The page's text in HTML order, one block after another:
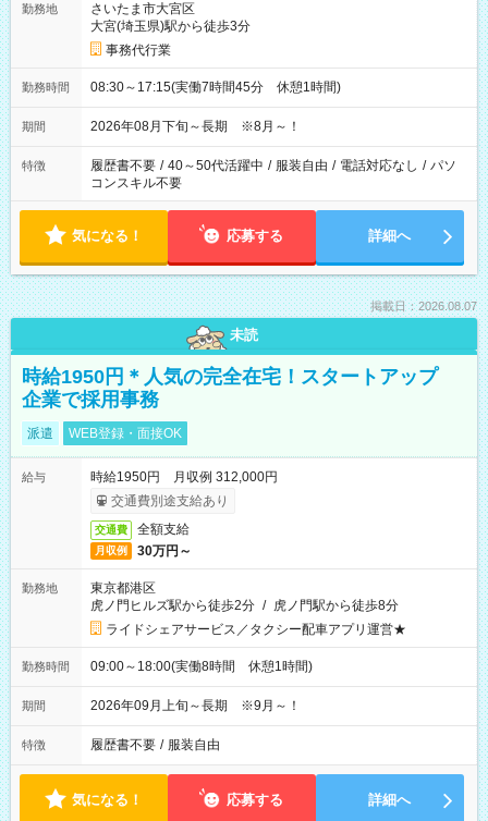
勤務地
さいたま市大宮区
大宮(埼玉県)駅から徒歩3分
事務代行業
勤務時間 08:30～17:15(実働7時間45分 休憩1時間)
期間 2026年08月下旬～長期 ※8月～！
特徴 履歴書不要 / 40～50代活躍中 / 服装自由 / 電話対応なし / パソ
コンスキル不要
気になる！ 応募する 詳細へ
掲載日：2026.08.07
未読
時給1950円＊人気の完全在宅！スタートアップ
企業で採用事務
派遣 WEB登録・面接OK
給与
時給1950円 月収例 312,000円
交通費別途支給あり
交通費 全額支給
月収例 30万円～
勤務地
東京都港区
虎ノ門ヒルズ駅から徒歩2分 / 虎ノ門駅から徒歩8分
ライドシェアサービス／タクシー配車アプリ運営★
勤務時間 09:00～18:00(実働8時間 休憩1時間)
期間 2026年09月上旬～長期 ※9月～！
特徴 履歴書不要 / 服装自由
気になる！ 応募する 詳細へ